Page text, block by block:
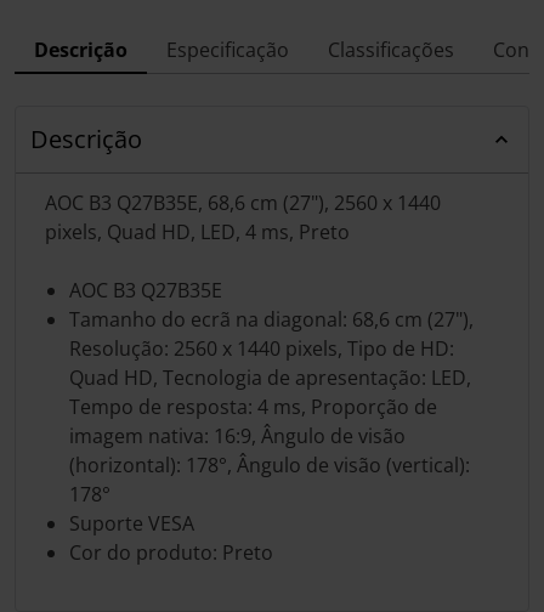
Descrição Especificação Classificações
Descrição
AOC B3 Q27B35E, 68,6 cm (27"), 2560 x 1440
pixels, Quad HD, LED, 4 ms, Preto
AOC B3 Q27B35E
Tamanho do ecrã na diagonal: 68,6 cm (27"),
Resolução: 2560 x 1440 pixels, Tipo de HD:
Quad HD, Tecnologia de apresentação: LED,
Tempo de resposta: 4 ms, Proporção de
imagem nativa: 16:9, Ângulo de visão
(horizontal): 178°, Ângulo de visão (vertical):
178°
Suporte VESA
Cor do produto: Preto